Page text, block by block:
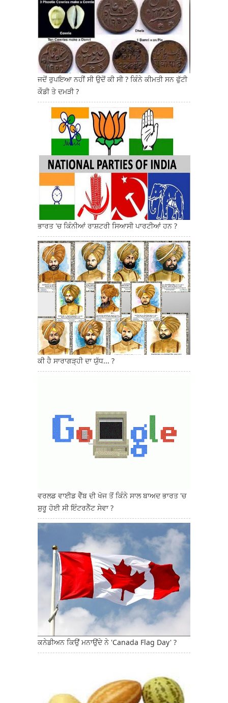
ਜਦੋਂ ਰੁਪਇਆ ਨਹੀਂ ਸੀ ਉਦੋਂ ਕੀ ਸੀ ? ਕਿੰਨੇ ਕੀਮਤੀ ਸਨ ਫੁੱਟੀ
ਕੌਡੀ ਤੇ ਦਮੜੀ ?
ਭਾਰਤ 'ਚ ਕਿੰਨੀਆਂ ਰਾਸ਼ਟਰੀ ਸਿਆਸੀ ਪਾਰਟੀਆਂ ਹਨ ?
ਕੀ ਹੈ ਸਾਰਾਗੜ੍ਹੀ ਦਾ ਯੁੱਧ... ?
ਵਰਲਡ ਵਾਈਡ ਵੈੱਬ ਦੀ ਖੋਜ ਤੋਂ ਕਿੰਨੇ ਸਾਲ ਬਾਅਦ ਭਾਰਤ 'ਚ
ਸ਼ੁਰੂ ਹੋਈ ਸੀ ਇੰਟਰਨੈੱਟ ਸੇਵਾ ?
ਕਨੇਡੀਅਨ ਕਿਉਂ ਮਨਾਉਂਦੇ ਨੇ 'Canada Flag Day' ?